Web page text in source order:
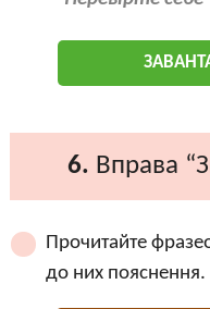
6. Вправа
Прочитайте
до них пояснення.